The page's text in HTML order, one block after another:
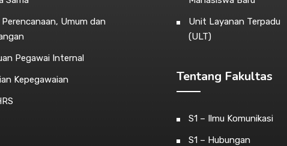
Perencanaan, Umum dan
Pegawai Internal
Kepegawaian
Unit Layanan Terpadu
(ULT)
Tentang Fakultas
S1 – Ilmu Komunikasi
S1 – Hubungan